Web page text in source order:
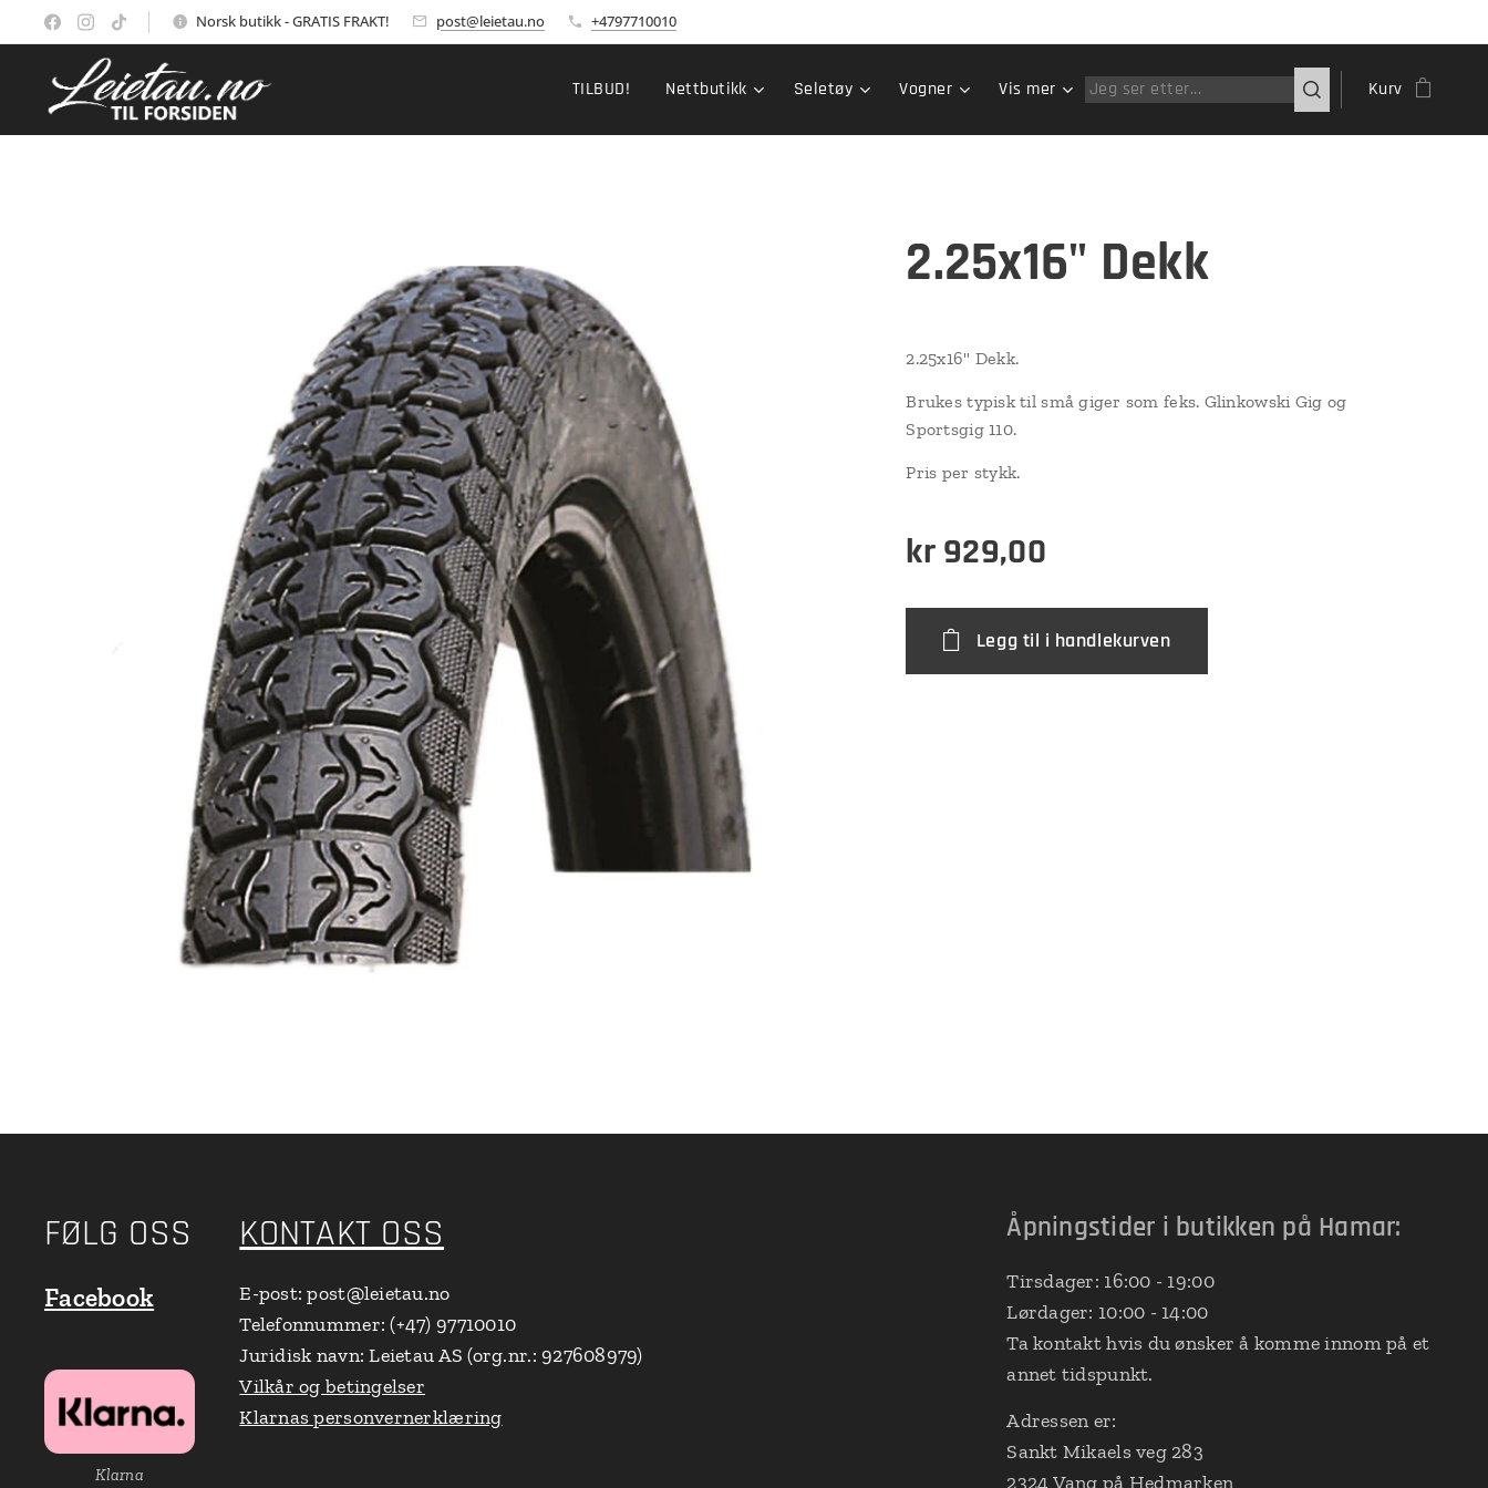
Norsk butikk - GRATIS FRAKT! post@leietau.no +4797710010
TILBUD! Nettbutikk Seletøy Vogner Vis mer Kurv
2.25x16" Dekk
2.25x16" Dekk.
Brukes typisk til små giger som feks. Glinkowski Gig og
Sportsgig 110.
Pris per stykk.
kr929,00
Legg til i handlekurven
FØLG OSS
Facebook
Klarna
KONTAKT OSS
E-post: post@leietau.no
Telefonnummer: (+47) 97710010
Juridisk navn: Leietau AS (org.nr.: 927608979)
Vilkår og betingelser
Klarnas personvernerklæring
Åpningstider i butikken på Hamar:
Tirsdager: 16:00 - 19:00
Lørdager: 10:00 - 14:00
Ta kontakt hvis du ønsker å komme innom på et
annet tidspunkt.
Adressen er:
Sankt Mikaels veg 283
2324 Vang på Hedmarken